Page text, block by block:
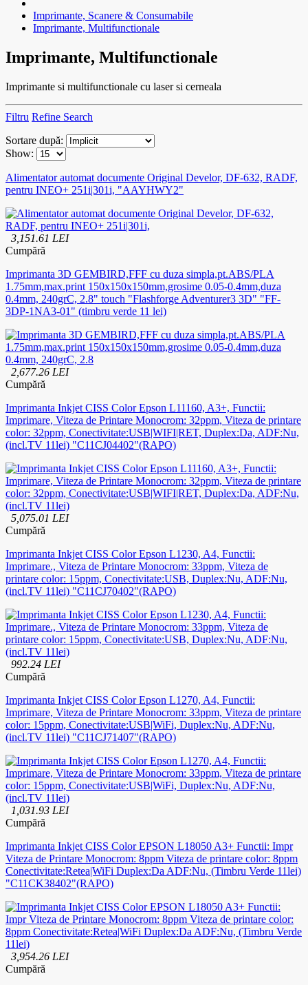
Imprimante, Scanere & Consumabile
Imprimante, Multifunctionale
Imprimante, Multifunctionale
Imprimante si multifunctionale cu laser si cerneala
Filtru Refine Search
Sortare după:
Show:
Alimentator automat documente Original Develor, DF-632, RADF,
pentru INEO+ 251i|301i, "AAYHWY2"
3,151.61 LEI
Cumpără
Imprimanta 3D GEMBIRD,FFF cu duza simpla,pt.ABS/PLA
1.75mm,max.print 150x150x150mm,grosime 0.05-0.4mm,duza
0.4mm, 240grC, 2.8" touch "Flashforge Adventurer3 3D" "FF-
3DP-1NA3-01" (timbru verde 11 lei)
2,677.26 LEI
Cumpără
Imprimanta Inkjet CISS Color Epson L11160, A3+, Functii:
Imprimare, Viteza de Printare Monocrom: 32ppm, Viteza de printare
color: 32ppm, Conectivitate:USB|WIFI|RET, Duplex:Da, ADF:Nu,
(incl.TV 11lei) "C11CJ04402"(RAPO)
5,075.01 LEI
Cumpără
Imprimanta Inkjet CISS Color Epson L1230, A4, Functii:
Imprimare., Viteza de Printare Monocrom: 33ppm, Viteza de
printare color: 15ppm, Conectivitate:USB, Duplex:Nu, ADF:Nu,
(incl.TV 11lei) "C11CJ70402"(RAPO)
992.24 LEI
Cumpără
Imprimanta Inkjet CISS Color Epson L1270, A4, Functii:
Imprimare, Viteza de Printare Monocrom: 33ppm, Viteza de printare
color: 15ppm, Conectivitate:USB|WiFi, Duplex:Nu, ADF:Nu,
(incl.TV 11lei) "C11CJ71407"(RAPO)
1,031.93 LEI
Cumpără
Imprimanta Inkjet CISS Color EPSON L18050 A3+ Functii: Impr
Viteza de Printare Monocrom: 8ppm Viteza de printare color: 8ppm
Conectivitate:Retea|WiFi Duplex:Da ADF:Nu, (Timbru Verde 11lei)
"C11CK38402"(RAPO)
3,954.26 LEI
Cumpără